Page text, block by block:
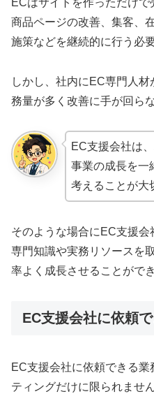
商品ページの改善、集客、
施策などを継続的に行う必
しかし、社内にEC専門人
務量が多く改善に手が回ら
EC支援会社は
事業の成長を一
考えることが大
そのような場合にEC支援
専門知識や実務リソースを
率よく成長させることができ
EC支援会社に依頼
EC支援会社に依頼できる
ティングだけに限られません